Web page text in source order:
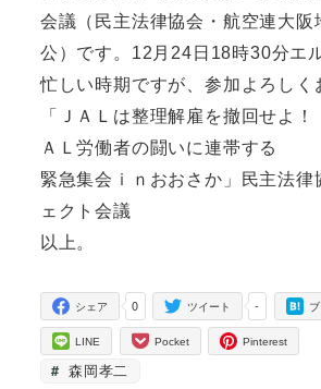
会議（民主法律協会・航空連大阪
公）です。12月24日18時30分エ
忙しい時期ですが、参加よろしく
「ＪＡＬは整理解雇を撤回せよ！
ＡＬ労働者の闘いに連帯する
緊急集会ｉｎおおさか」民主法律
ェクト会議
以上。
0
シェア -
ツイート
LINE Pocket Pinterest
森岡孝二